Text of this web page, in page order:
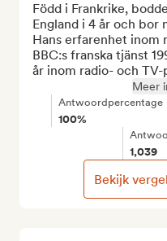
Född i Frankrike,
England i 4 år och bor
Hans erfarenhet inom
BBC:s franska tjänst
år inom radio- och
Meer
Antwoordpercentage
100%
1,039
Bekijk